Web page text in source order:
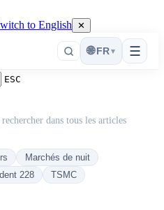
to English ✕
☰
🌐 FR ▾
ESC
dans tous les articles
Marchés de nuit
228
TSMC